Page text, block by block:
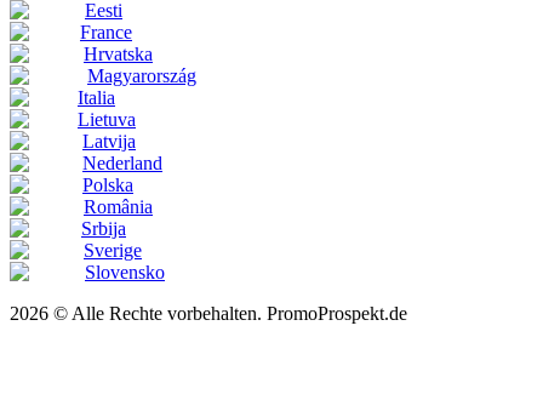
Eesti
France
Hrvatska
Magyarország
Italia
Lietuva
Latvija
Nederland
Polska
România
Srbija
Sverige
Slovensko
2026 © Alle Rechte vorbehalten. PromoProspekt.de